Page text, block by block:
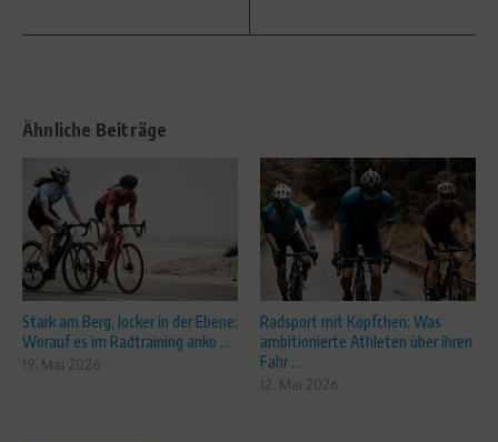
Ähnliche Beiträge
Stark am Berg, locker in der Ebene:
Worauf es im Radtraining anko ...
19. Mai 2026
Radsport mit Köpfchen: Was
ambitionierte Athleten über ihren
Fahr ...
12. Mai 2026